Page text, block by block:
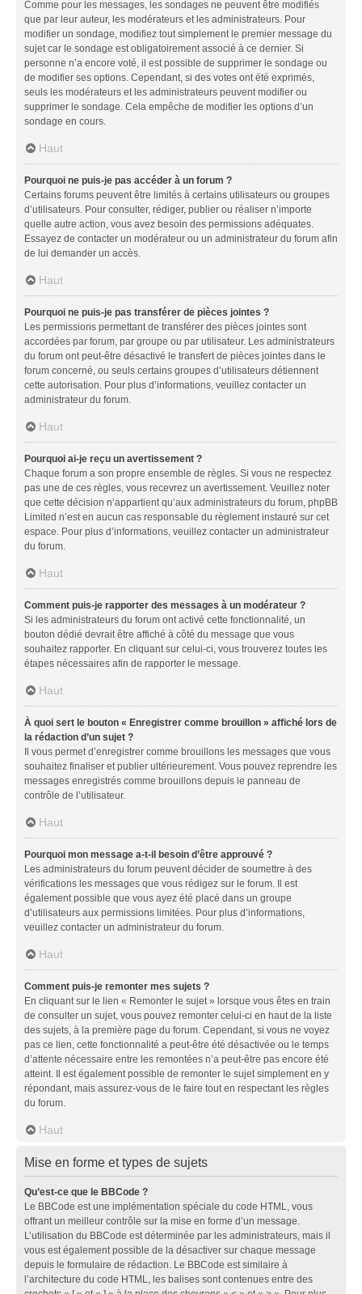
Comme pour les messages, les sondages ne peuvent être modifiés
que par leur auteur, les modérateurs et les administrateurs. Pour
modifier un sondage, modifiez tout simplement le premier message du
sujet car le sondage est obligatoirement associé à ce dernier. Si
personne n’a encore voté, il est possible de supprimer le sondage ou
de modifier ses options. Cependant, si des votes ont été exprimés,
seuls les modérateurs et les administrateurs peuvent modifier ou
supprimer le sondage. Cela empêche de modifier les options d’un
sondage en cours.
Haut
Pourquoi ne puis-je pas accéder à un forum ?
Certains forums peuvent être limités à certains utilisateurs ou groupes
d’utilisateurs. Pour consulter, rédiger, publier ou réaliser n’importe
quelle autre action, vous avez besoin des permissions adéquates.
Essayez de contacter un modérateur ou un administrateur du forum afin
de lui demander un accès.
Haut
Pourquoi ne puis-je pas transférer de pièces jointes ?
Les permissions permettant de transférer des pièces jointes sont
accordées par forum, par groupe ou par utilisateur. Les administrateurs
du forum ont peut-être désactivé le transfert de pièces jointes dans le
forum concerné, ou seuls certains groupes d’utilisateurs détiennent
cette autorisation. Pour plus d’informations, veuillez contacter un
administrateur du forum.
Haut
Pourquoi ai-je reçu un avertissement ?
Chaque forum a son propre ensemble de règles. Si vous ne respectez
pas une de ces règles, vous recevrez un avertissement. Veuillez noter
que cette décision n’appartient qu’aux administrateurs du forum, phpBB
Limited n’est en aucun cas responsable du règlement instauré sur cet
espace. Pour plus d’informations, veuillez contacter un administrateur
du forum.
Haut
Comment puis-je rapporter des messages à un modérateur ?
Si les administrateurs du forum ont activé cette fonctionnalité, un
bouton dédié devrait être affiché à côté du message que vous
souhaitez rapporter. En cliquant sur celui-ci, vous trouverez toutes les
étapes nécessaires afin de rapporter le message.
Haut
À quoi sert le bouton « Enregistrer comme brouillon » affiché lors de
la rédaction d’un sujet ?
Il vous permet d’enregistrer comme brouillons les messages que vous
souhaitez finaliser et publier ultérieurement. Vous pouvez reprendre les
messages enregistrés comme brouillons depuis le panneau de
contrôle de l’utilisateur.
Haut
Pourquoi mon message a-t-il besoin d’être approuvé ?
Les administrateurs du forum peuvent décider de soumettre à des
vérifications les messages que vous rédigez sur le forum. Il est
également possible que vous ayez été placé dans un groupe
d’utilisateurs aux permissions limitées. Pour plus d’informations,
veuillez contacter un administrateur du forum.
Haut
Comment puis-je remonter mes sujets ?
En cliquant sur le lien « Remonter le sujet » lorsque vous êtes en train
de consulter un sujet, vous pouvez remonter celui-ci en haut de la liste
des sujets, à la première page du forum. Cependant, si vous ne voyez
pas ce lien, cette fonctionnalité a peut-être été désactivée ou le temps
d’attente nécessaire entre les remontées n’a peut-être pas encore été
atteint. Il est également possible de remonter le sujet simplement en y
répondant, mais assurez-vous de le faire tout en respectant les règles
du forum.
Haut
Mise en forme et types de sujets
Qu’est-ce que le BBCode ?
Le BBCode est une implémentation spéciale du code HTML, vous
offrant un meilleur contrôle sur la mise en forme d’un message.
L’utilisation du BBCode est déterminée par les administrateurs, mais il
vous est également possible de la désactiver sur chaque message
depuis le formulaire de rédaction. Le BBCode est similaire à
l’architecture du code HTML, les balises sont contenues entre des